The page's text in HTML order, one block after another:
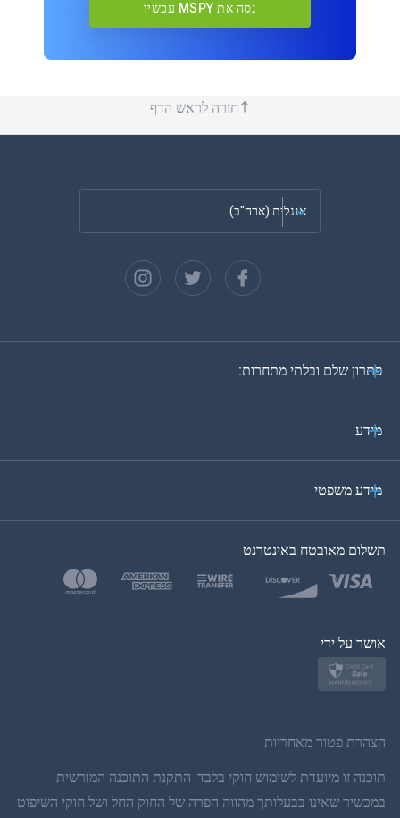
נסה את MSPY עכשיו
חזרה לראש הדף
אנגלית (ארה"ב)
גרמנית
בטורקית
פולנית
תאית
סינית פשוטה
פתרון שלם ובלתי מתחרות:
מידע
מידע משפטי
תשלום מאובטח באינטרנט
אושר על ידי
הצהרת פטור מאחריות
תוכנה זו מיועדת לשימוש חוקי בלבד. התקנת התוכנה המורשית
במכשיר שאינו בבעלותך מהווה הפרה של החוק החל ושל חוקי השיפוט